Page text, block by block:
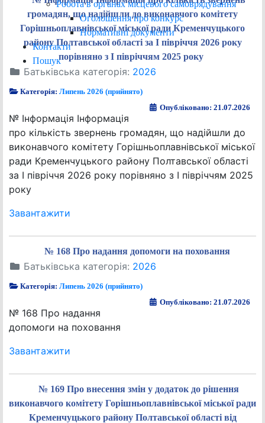
Робота в органах місцевого самоврядування
Оголошення про конкурс
Нормативні документи
Контакти
Пошук
громадян, що надійшли до виконавчого комітету
Горішньоплавнівської міської ради Кременчуцького
району Полтавської області за І півріччя 2026 року
порівняно з І півріччям 2025 року
Батьківська категорія: 2026
Категорія:Липень 2026 (прийнято)
Опубліковано: 21.07.2026
№ Інформація Інформація
про кількість звернень громадян, що надійшли до
виконавчого комітету Горішньоплавнівської міської
ради Кременчуцького району Полтавської області
за І півріччя 2026 року порівняно з І півріччям 2025
року
Завантажити
№ 168 Про надання допомоги на поховання
Батьківська категорія: 2026
Категорія:Липень 2026 (прийнято)
Опубліковано: 21.07.2026
№ 168 Про надання
допомоги на поховання
Завантажити
№ 169 Про внесення змін у додаток до рішення
виконавчого комітету Горішньоплавнівської міської ради
Кременчуцького району Полтавської області від